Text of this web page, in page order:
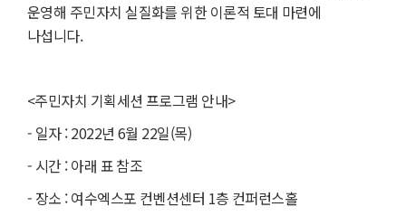
운영해 주민자치 실질화를 위한 이론적 토대 마련에
나섭니다.
<주민자치 기획세션 프로그램 안내>
- 일자 : 2022년 6월 22일(목)
- 시간 : 아래 표 참조
- 장소 : 여수엑스포 컨벤션센터 1층 컨퍼런스홀